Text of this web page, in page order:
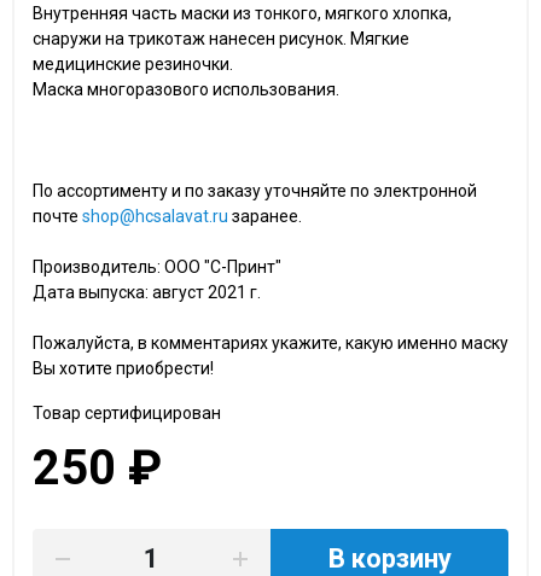
Внутренняя часть маски из тонкого, мягкого хлопка,
снаружи на трикотаж нанесен рисунок. Мягкие
медицинские резиночки.
Маска многоразового использования.
По ассортименту и по заказу уточняйте по электронной
почте shop@hcsalavat.ru заранее.
Производитель: ООО "С-Принт"
Дата выпуска: август 2021 г.
Пожалуйста, в комментариях укажите, какую именно маску
Вы хотите приобрести!
Товар сертифицирован
250 ₽
В корзину